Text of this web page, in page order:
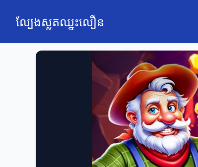
ល្បែងស្លតឈ្នះលឿន